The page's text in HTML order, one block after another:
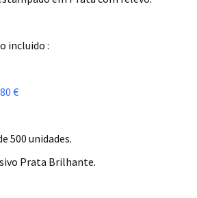
incluido :
€
500 unidades.
Prata Brilhante.